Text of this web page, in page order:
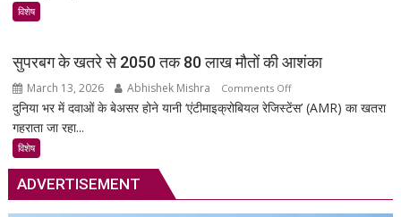
सुरक्षा
का
स्मार्ट
विशेष
सुपरबग के खतरे से 2050 तक 80 लाख मौतों की आशंका
March 13, 2026 Abhishek Mishra Comments Offon
सुपरबग
तक
दुनिया भर में दवाओं के बेअसर होने यानी ‘एंटीमाइक्रोबियल रेजिस्टेंस’ (AMR) का खतरा
गहराता जा रहा...
विशेष
ADVERTISEMENT